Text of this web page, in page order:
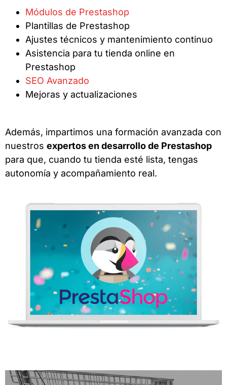
Módulos de Prestashop
Plantillas de Prestashop
Ajustes técnicos y mantenimiento continuo
Asistencia para tu tienda online en
Prestashop
SEO Avanzado
Mejoras y actualizaciones
Además, impartimos una formación avanzada con
nuestros expertos en desarrollo de Prestashop
para que, cuando tu tienda esté lista, tengas
autonomía y acompañamiento real.